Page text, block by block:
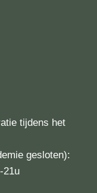
tijdens het
gesloten):
21u